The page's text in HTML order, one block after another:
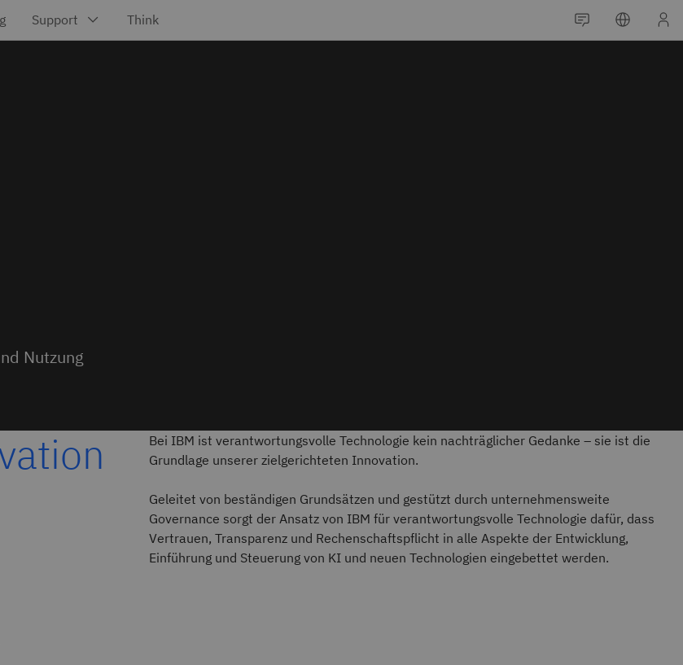
Nutzung
Bei IBM ist verantwortungsvolle Technologie kein nachträglicher Gedanke – sie ist die
Grundlage unserer zielgerichteten Innovation.
Geleitet von beständigen Grundsätzen und gestützt durch unternehmensweite
Governance sorgt der Ansatz von IBM für verantwortungsvolle Technologie dafür, dass
Vertrauen, Transparenz und Rechenschaftspflicht in alle Aspekte der Entwicklung,
Einführung und Steuerung von KI und neuen Technologien eingebettet werden.